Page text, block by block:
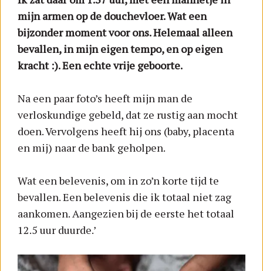
mijn armen op de douchevloer. Wat een
bijzonder moment voor ons. Helemaal alleen
bevallen, in mijn eigen tempo, en op eigen
kracht :). Een echte vrije geboorte.
Na een paar foto’s heeft mijn man de
verloskundige gebeld, dat ze rustig aan mocht
doen. Vervolgens heeft hij ons (baby, placenta
en mij) naar de bank geholpen.
Wat een belevenis, om in zo’n korte tijd te
bevallen. Een belevenis die ik totaal niet zag
aankomen. Aangezien bij de eerste het totaal
12.5 uur duurde.’